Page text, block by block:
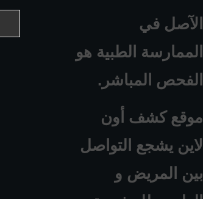
الآصل في
الممارسة الطبية هو
الفحص المباشر.
موقع كشف أون
لاين يشجع التواصل
بين المريض و